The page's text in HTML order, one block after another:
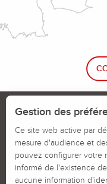
Le blog rando !
Signaler un
Politiques des
Gestion des
Ce site web active par
mesure d'audience et
pouvez configurer votre
informé de l'existence
aucune information